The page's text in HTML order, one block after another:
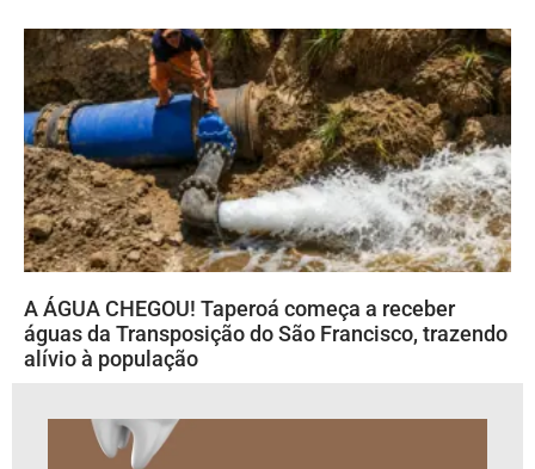
A ÁGUA CHEGOU! Taperoá começa a receber
águas da Transposição do São Francisco, trazendo
alívio à população